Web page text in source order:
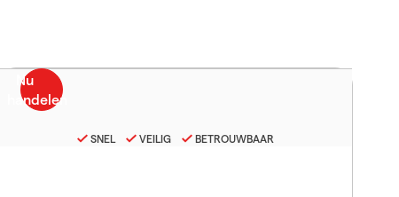
SNEL VEILIG BETROUWBAAR